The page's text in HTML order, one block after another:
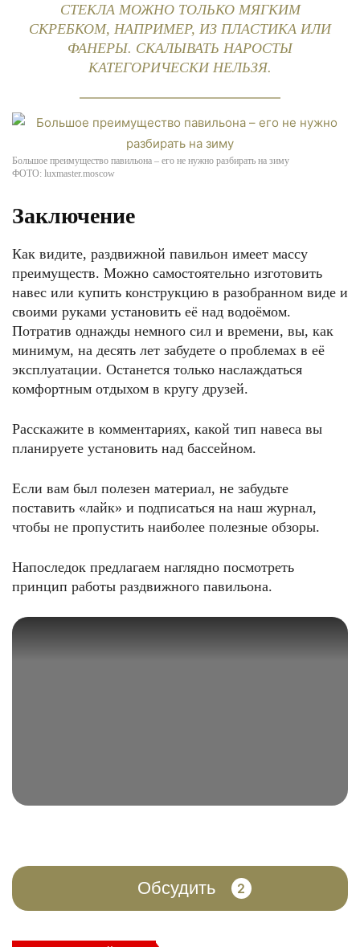
СТЕКЛА МОЖНО ТОЛЬКО МЯГКИМ
СКРЕБКОМ, НАПРИМЕР, ИЗ ПЛАСТИКА ИЛИ
ФАНЕРЫ. СКАЛЫВАТЬ НАРОСТЫ
КАТЕГОРИЧЕСКИ НЕЛЬЗЯ.
Большое преимущество павильона – его не нужно разбирать на зиму
ФОТО: luxmaster.moscow
Заключение
Как видите, раздвижной павильон имеет массу
преимуществ. Можно самостоятельно изготовить
навес или купить конструкцию в разобранном виде и
своими руками установить её над водоёмом.
Потратив однажды немного сил и времени, вы, как
минимум, на десять лет забудете о проблемах в её
эксплуатации. Останется только наслаждаться
комфортным отдыхом в кругу друзей.
Расскажите в комментариях, какой тип навеса вы
планируете установить над бассейном.
Если вам был полезен материал, не забудьте
поставить «лайк» и подписаться на наш журнал,
чтобы не пропустить наиболее полезные обзоры.
Напоследок предлагаем наглядно посмотреть
принцип работы раздвижного павильона.
Обсудить 2